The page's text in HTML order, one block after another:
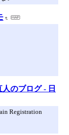
のブログ - 日
Registration